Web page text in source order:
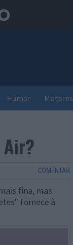
Humor Motores
COMENTAR
fina, mas
fornece à